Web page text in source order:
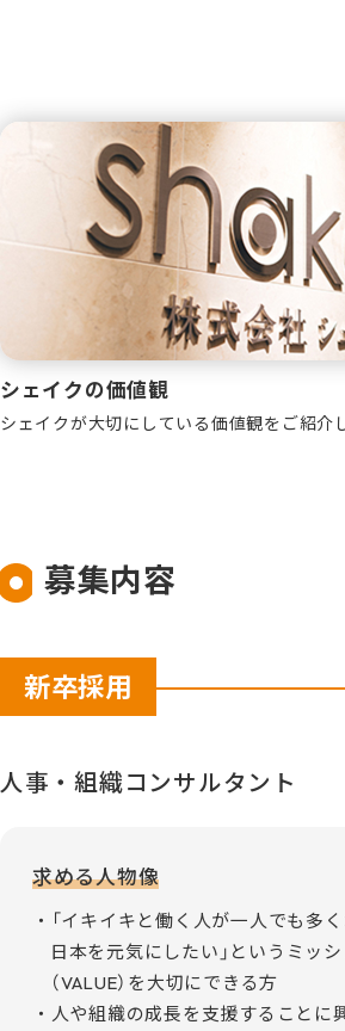
シェイクの価値観
シェイクが大切にしている価値観をご紹介
募集内容
新卒採用
人事・組織コンサルタント
求める人物像
「イキイキと働く人が一人でも多
日本を元気にしたい」というミッ
（VALUE）を大切にできる方
人や組織の成長を支援することに